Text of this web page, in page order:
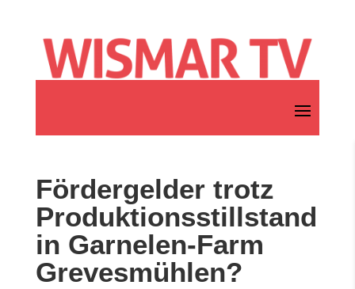
Fördergelder trotz
Produktionsstillstand
in Garnelen-Farm
Grevesmühlen?